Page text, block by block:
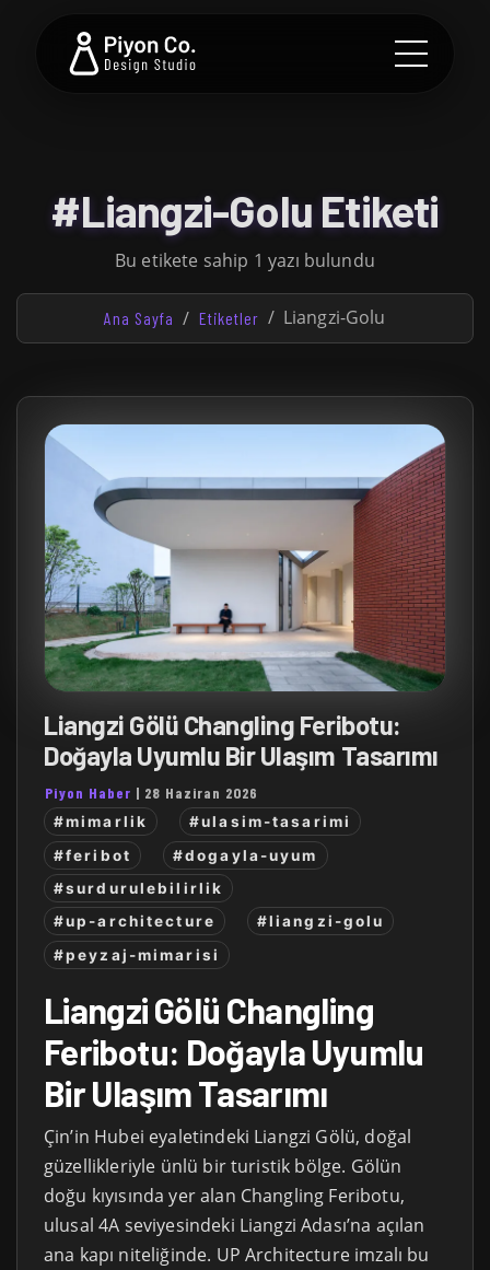
#Liangzi-Golu Etiketi
Bu etikete sahip 1 yazı bulundu
Ana Sayfa Etiketler Liangzi-Golu
Liangzi Gölü Changling Feribotu:
Doğayla Uyumlu Bir Ulaşım Tasarımı
Piyon Haber | 28 Haziran 2026
#mimarlik
#ulasim-tasarimi
#feribot
#dogayla-uyum
#surdurulebilirlik
#up-architecture
#liangzi-golu
#peyzaj-mimarisi
Liangzi Gölü Changling
Feribotu: Doğayla Uyumlu
Bir Ulaşım Tasarımı
Çin’in Hubei eyaletindeki Liangzi Gölü, doğal
güzellikleriyle ünlü bir turistik bölge. Gölün
doğu kıyısında yer alan Changling Feribotu,
ulusal 4A seviyesindeki Liangzi Adası’na açılan
ana kapı niteliğinde. UP Architecture imzalı bu